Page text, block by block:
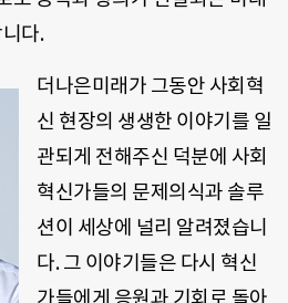
다.
더나은미래가 그동안 사회혁
신 현장의 생생한 이야기를 일
관되게 전해주신 덕분에 사회
혁신가들의 문제의식과 솔루
션이 세상에 널리 알려졌습니
다. 그 이야기들은 다시 혁신
가들에게 응원과 기회로 돌아